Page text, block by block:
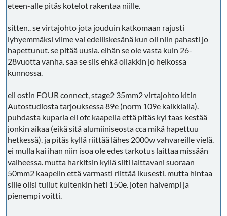
eteen-alle pitäs kotelot rakentaa niille.
sitten.. se virtajohto jota jouduin katkomaan rajusti
lyhyemmäksi viime vai edelliskesänä kun oli niin pahasti jo
hapettunut. se pitää uusia. eihän se ole vasta kuin 26-
28vuotta vanha. saa se siis ehkä ollakkin jo heikossa
kunnossa.
eli ostin FOUR connect, stage2 35mm2 virtajohto kitin
Autostudiosta tarjouksessa 89e (norm 109e kaikkialla).
puhdasta kuparia eli ofc kaapelia että pitäs kyl taas kestää
jonkin aikaa (eikä sitä alumiiniseosta cca mikä hapettuu
hetkessä). ja pitäs kyllä riittää lähes 2000w vahvareille vielä.
ei mulla kai ihan niin isoa ole edes tarkotus laittaa missään
vaiheessa. mutta harkitsin kyllä silti laittavani suoraan
50mm2 kaapelin että varmasti riittää ikusesti. mutta hintaa
sille olisi tullut kuitenkin heti 150e. joten halvempi ja
pienempi voitti.